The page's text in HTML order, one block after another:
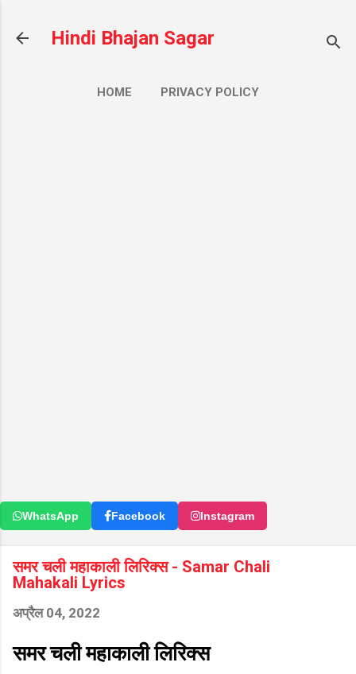
Hindi Bhajan Sagar
HOME PRIVACY POLICY
WhatsApp Facebook Instagram
समर चली महाकाली लिरिक्स - Samar Chali
Mahakali Lyrics
अप्रैल 04, 2022
समर चली महाकाली लिरिक्स